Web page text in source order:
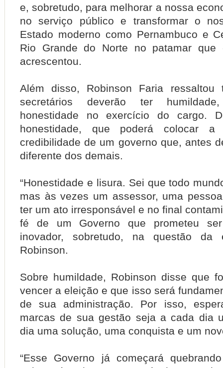
e, sobretudo, para melhorar a nossa
no serviço público e transformar o
Estado moderno como Pernambuco e
Rio Grande do Norte no patamar que
acrescentou.
Além disso, Robinson Faria ressaltou
secretários deverão ter
honestidade no exercício do cargo.
honestidade, que poderá colocar
credibilidade de um governo que, antes
diferente dos demais.
“Honestidade e lisura. Sei que todo
mas às vezes um assessor, uma
ter um ato irresponsável e no final
fé de um Governo que prometeu
inovador, sobretudo, na questão da
Robinson.
Sobre humildade, Robinson disse que
vencer a eleição e que isso será
de sua administração. Por isso,
marcas de sua gestão seja a cada dia
dia uma solução, uma conquista e um
“Esse Governo já começará